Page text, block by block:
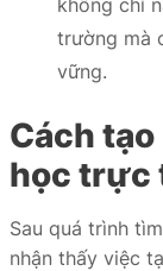
không chỉ
trường mà
vững.
Cách
học trực
Sau quá trình
nhận thấy việc